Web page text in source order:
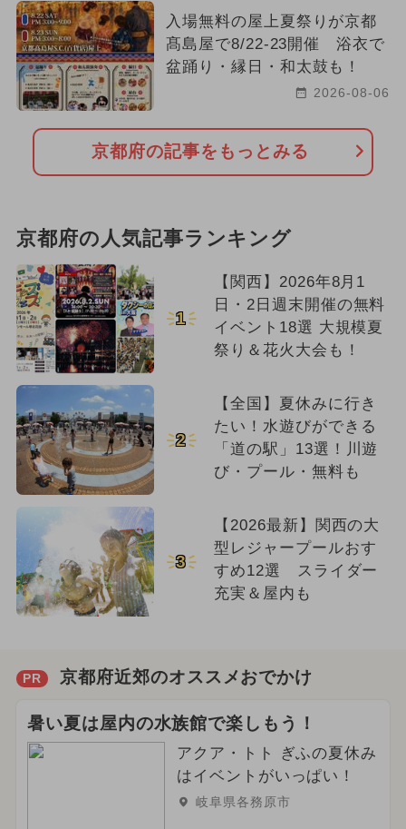
入場無料の屋上夏祭りが京都
髙島屋で8/22-23開催 浴衣で
盆踊り・縁日・和太鼓も！
2026-08-06
京都府の記事をもっとみる
京都府の人気記事ランキング
1
【関西】2026年8月1
日・2日週末開催の無料
イベント18選 大規模夏
祭り＆花火大会も！
2
【全国】夏休みに行き
たい！水遊びができる
「道の駅」13選！川遊
び・プール・無料も
3
【2026最新】関西の大
型レジャープールおす
すめ12選 スライダー
充実＆屋内も
PR 京都府近郊のオススメおでかけ
暑い夏は屋内の水族館で楽しもう！
アクア・トト ぎふの夏休み
はイベントがいっぱい！
岐阜県各務原市